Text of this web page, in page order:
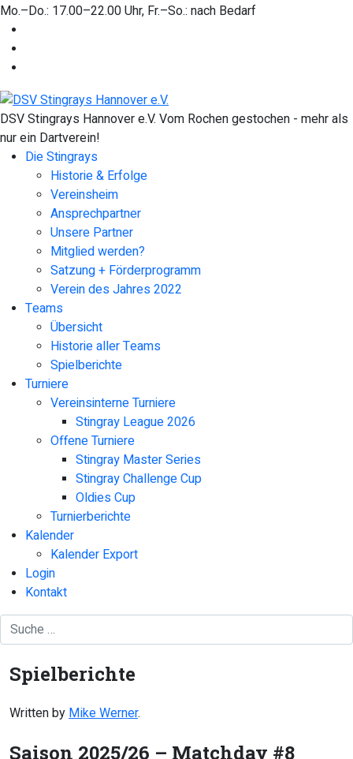
Mo.–Do.: 17.00–22.00 Uhr, Fr.–So.: nach Bedarf
DSV Stingrays Hannover e.V. Vom Rochen gestochen - mehr als
nur ein Dartverein!
Die Stingrays
Historie & Erfolge
Vereinsheim
Ansprechpartner
Unsere Partner
Mitglied werden?
Satzung + Förderprogramm
Verein des Jahres 2022
Teams
Übersicht
Historie aller Teams
Spielberichte
Turniere
Vereinsinterne Turniere
Stingray League 2026
Offene Turniere
Stingray Master Series
Stingray Challenge Cup
Oldies Cup
Turnierberichte
Kalender
Kalender Export
Login
Kontakt
Spielberichte
Written by Mike Werner.
Saison 2025/26 – Matchday #8